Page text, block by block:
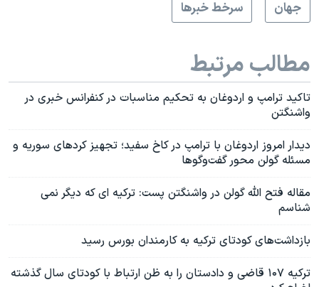
جهان
سرخط خبرها
مطالب مرتبط
تاکید ترامپ و اردوغان به تحکیم مناسبات در کنفرانس خبری در
واشنگتن
دیدار امروز اردوغان با ترامپ در کاخ سفید؛ تجهیز کردهای سوریه و
مسئله گولن محور گفت‌وگوها
مقاله فتح الله گولن در واشنگتن پست: ترکیه ای که دیگر نمی
شناسم
بازداشت‌های کودتای ترکیه به کارمندان بورس رسید
ترکیه ۱۰۷ قاضی و دادستان را به ظن ارتباط با کودتای سال گذشته